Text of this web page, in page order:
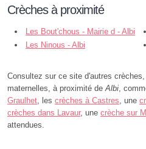
Crèches à proximité
Les Bout'chous - Mairie d - Albi
Les Ninous - Albi
Consultez sur ce site d'autres
maternelles, à proximité de Albi ,
Graulhet , les crèches à Castres , une
crèches dans Lavaur, une crèche sur
attendues.